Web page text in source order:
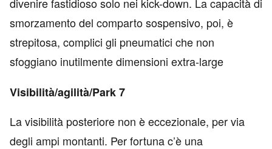
smorzamento del comparto sospensivo, poi, è
strepitosa, complici gli pneumatici che non
sfoggiano inutilmente dimensioni extra-large
Visibilità/agilità/Park 7
La visibilità posteriore non è eccezionale, per via
degli ampi montanti. Per fortuna c’è una